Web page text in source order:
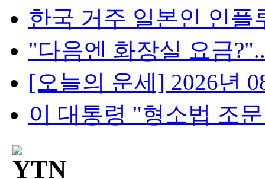
한국 거주 일본인 인플
"다음엔 화장실 요금
[오늘의 운세] 2026년
이 대통령 "형소법 조